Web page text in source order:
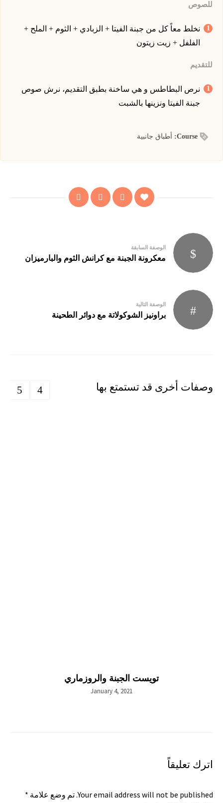
للصوص
نخلط معاً كل من جبنة الفيتا + الزبادي + الثوم + الملح +
الفلفل + زيت زيتون
للتقديم
نرص البطاطس و هي ساخنة بطبق التقديم، نرش صوص
جبنة الفيتا ونزينها بالشبت
Course: أطباق جانبية
Post
navigation
الوصفة السابقة
معكرونة الجبنة مع كرانش الثوم والبارميزان
الوصفة التالية
براونيز الشوكولاتة مع دوائر الطحينة
وصفات أخرى قد تستمتع بها
تويست الجبنة والروزماري
January 4, 2021
اترك تعليقاً
Your email address will not be published. تم وضع علامة *